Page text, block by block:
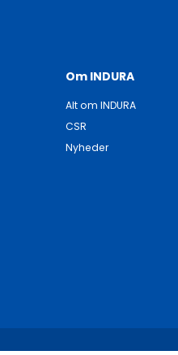
Om INDURA
Alt om INDURA
CSR
Nyheder